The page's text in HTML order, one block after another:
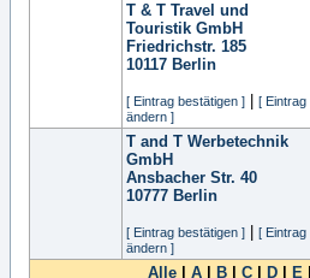
T & T Travel und
Touristik GmbH
Friedrichstr. 185
10117 Berlin
[ Eintrag bestätigen ]
[ Eintrag
ändern ]
T and T Werbetechnik
GmbH
Ansbacher Str. 40
10777 Berlin
[ Eintrag bestätigen ]
[ Eintrag
ändern ]
Alle A B C D E